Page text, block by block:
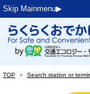
Skip Mainmenu▶︎
TOP ＞ Search station or